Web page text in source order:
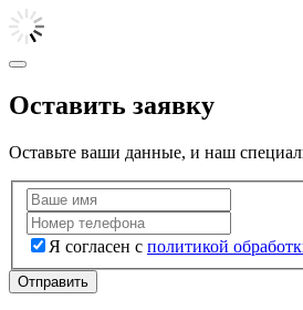
Оставить заявку
Оставьте ваши данные, и наш
Я согласен с политикой
Отправить